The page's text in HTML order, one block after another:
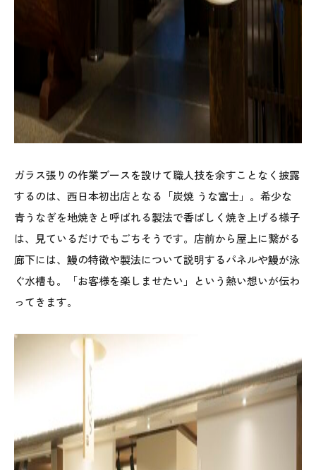
ガラス張りの作業ブースを設けて職人技を余すことなく披露
するのは、西日本初出店となる「炭焼 うな富士」。希少な
青うなぎを地焼きと呼ばれる製法で香ばしく焼き上げる様子
は、見ているだけでもごちそうです。店前から屋上に繋がる
廊下には、鰻の特徴や製法について説明するパネルや鰻が泳
ぐ水槽も。「お客様を楽しませたい」という熱い想いが伝わ
ってきます。